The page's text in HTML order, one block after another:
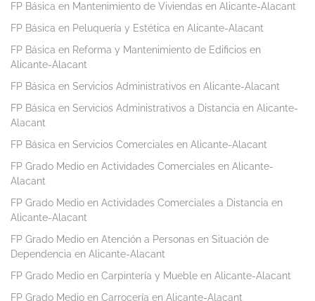
FP Básica en Mantenimiento de Viviendas en Alicante-Alacant
FP Básica en Peluquería y Estética en Alicante-Alacant
FP Básica en Reforma y Mantenimiento de Edificios en
Alicante-Alacant
FP Básica en Servicios Administrativos en Alicante-Alacant
FP Básica en Servicios Administrativos a Distancia en Alicante-
Alacant
FP Básica en Servicios Comerciales en Alicante-Alacant
FP Grado Medio en Actividades Comerciales en Alicante-
Alacant
FP Grado Medio en Actividades Comerciales a Distancia en
Alicante-Alacant
FP Grado Medio en Atención a Personas en Situación de
Dependencia en Alicante-Alacant
FP Grado Medio en Carpintería y Mueble en Alicante-Alacant
FP Grado Medio en Carrocería en Alicante-Alacant